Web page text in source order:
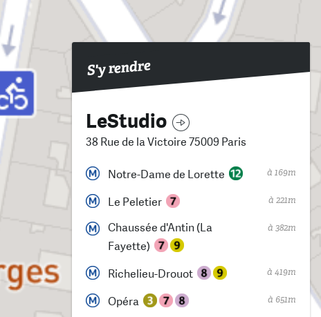
S'y rendre
LeStudio
38 Rue de la Victoire 75009 Paris
Notre-Dame de Lorette à 169m
Le Peletier à 221m
Chaussée d'Antin (La
Fayette)
à 382m
Richelieu-Drouot à 419m
Opéra à 651m